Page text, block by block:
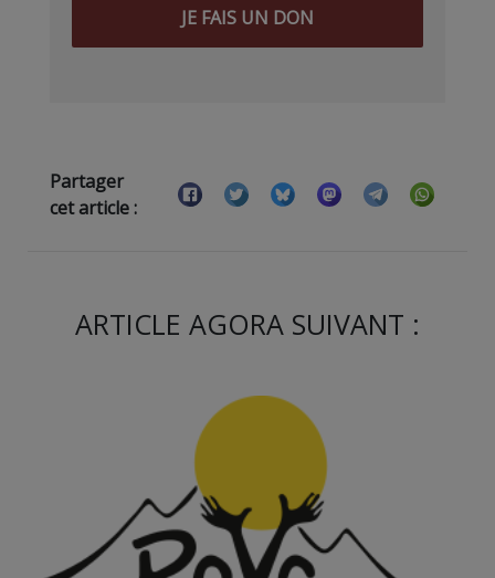
JE FAIS UN DON
Partager
cet article :
ARTICLE AGORA SUIVANT :